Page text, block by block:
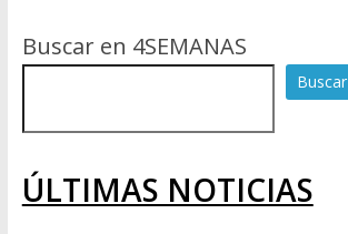
Buscar en 4SEMANAS
Buscar
ÚLTIMAS NOTICIAS